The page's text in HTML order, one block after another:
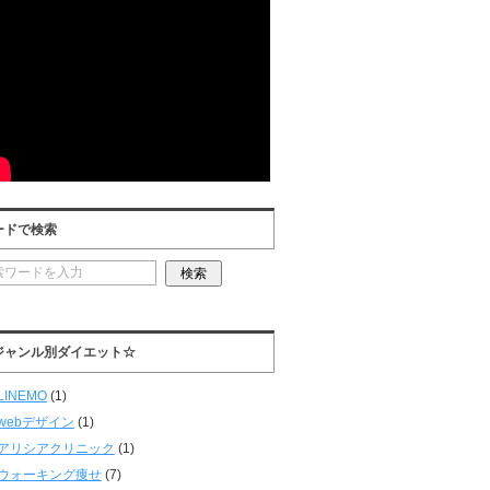
ドで検索
ンル別ダイエット☆
(1)
デザイン (1)
リシアクリニック (1)
ォーキング痩せ(7)